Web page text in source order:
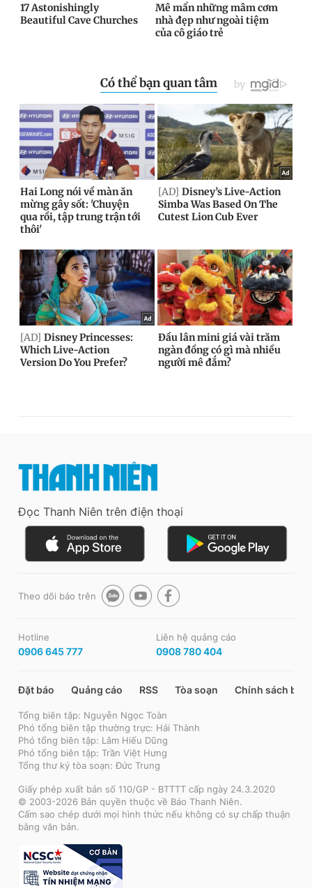
Đọc Thanh Niên trên điện thoại
Theo dõi báo trên
Hotline
0906 645 777
Liên hệ quảng cáo
0908 780 404
Đặt báo Quảng cáo RSS Tòa soạn Chính sách bảo
Tổng biên tập: Nguyễn Ngọc Toàn
Phó tổng biên tập thường trực: Hải Thành
Phó tổng biên tập: Lâm Hiếu Dũng
Phó tổng biên tập: Trần Việt Hưng
Tổng thư ký tòa soạn: Đức Trung
Giấy phép xuất bản số 110/GP - BTTTT cấp ngày 24.3.2020
© 2003-2026 Bản quyền thuộc về Báo Thanh Niên.
Cấm sao chép dưới mọi hình thức nếu không có sự chấp thuận
bằng văn bản.